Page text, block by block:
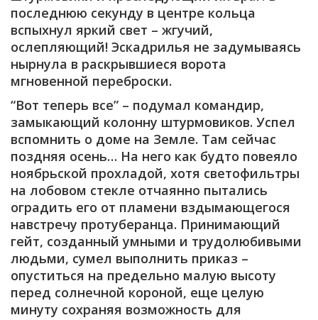
последнюю секунду в центре кольца
вспыхнул яркий свет – жгучий,
ослепляющий! Эскадрилья не задумываясь
нырнула в раскрывшиеся ворота
мгновенной переброски.
“Вот теперь все” – подумал командир,
замыкающий колонну штурмовиков. Успел
вспомнить о доме на Земле. Там сейчас
поздняя осень… На него как будто повеяло
ноябрьской прохладой, хотя светофильтры
на лобовом стекле отчаянно пытались
оградить его от пламени вздымающегося
навстречу протуберанца. Принимающий
гейт, созданный умными и трудолюбивыми
людьми, сумел выполнить приказ –
опуститься на предельно малую высоту
перед солнечной короной, еще целую
минуту сохраняя возможность для